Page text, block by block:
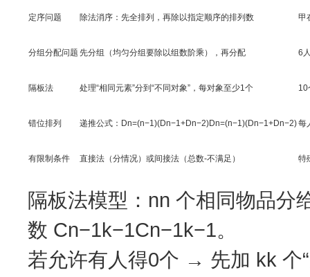
定序问题 除法消序：先全排列，再除以指定顺序的排列数 甲
分组分配问题 先分组（均匀分组要除以组数阶乘），再分配 6
隔板法 处理“相同元素”分到“不同对象”，每对象至少1个 10
错位排列 递推公式：Dn=(n−1)(Dn−1+Dn−2)Dn​=(n−1)(Dn−1​+Dn−2​)每
有限制条件 直接法（分情况）或间接法（总数-不满足） 特
隔板法模型：nn 个相同物品
数 Cn−1k−1Cn−1k−1​。
若允许有人得0个 → 先加 kk 个